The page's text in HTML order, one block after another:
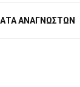
ΑΝΑΓΝΩΣΤΩΝ